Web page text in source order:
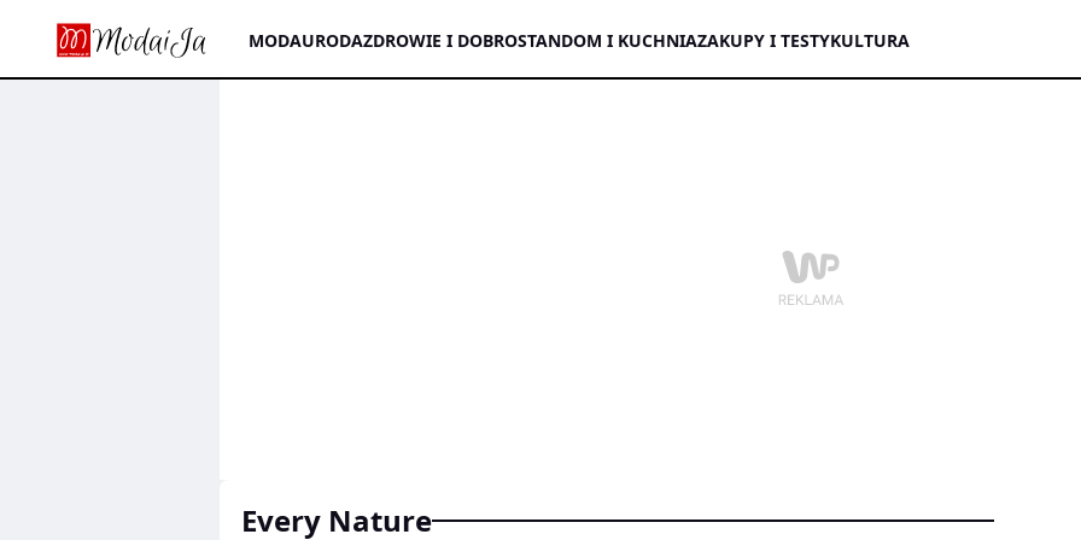
MODAURODAZDROWIE I DOBROSTANDOM I KUCHNIAZAKUPY I TESTYKULTURA
Every Nature